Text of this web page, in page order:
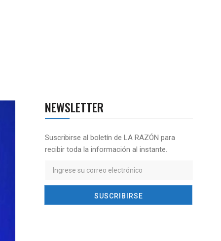
NEWSLETTER
Suscribirse al boletín de LA RAZÓN para
recibir toda la información al instante.